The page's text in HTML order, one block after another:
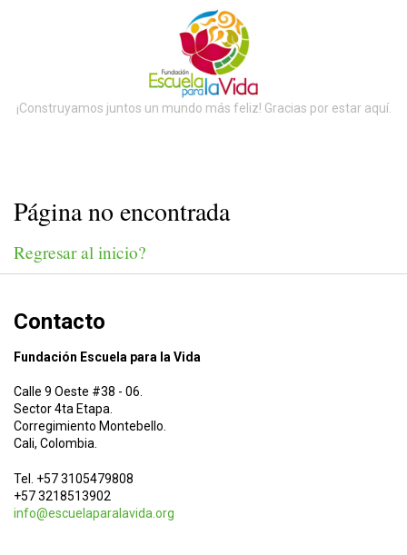
¡Construyamos juntos un mundo más feliz! Gracias por estar aquí.
Página no encontrada
Regresar al inicio?
Contacto
Fundación Escuela para la Vida
Calle 9 Oeste #38 - 06.
Sector 4ta Etapa.
Corregimiento Montebello.
Cali, Colombia.
Tel. +57 3105479808
+57 3218513902
info@escuelaparalavida.org